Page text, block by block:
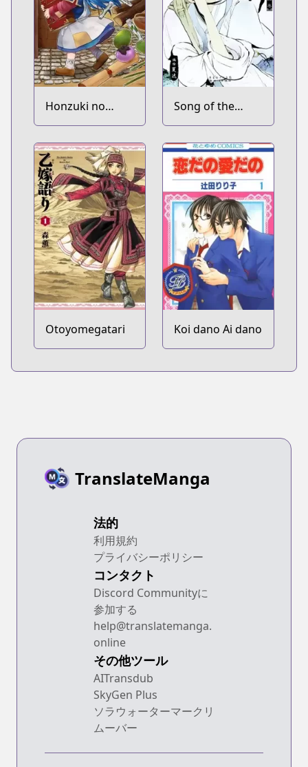
Honzuki no
Gekokujou:
Shisho ni Naru
Tame ni wa
Shudan wo
Erandeiraremasen
Dai 1-bu - Hon
ga Nai nara
Tsukureba Ii!
Song of the
Long March
Otoyomegatari Koi dano Ai dano
TranslateManga
法的
利用規約
プライバシーポリシー
コンタクト
Discord Communityに
参加する
help@translatemanga.
online
その他ツール
AITransdub
SkyGen Plus
ソラウォーターマークリ
ムーバー